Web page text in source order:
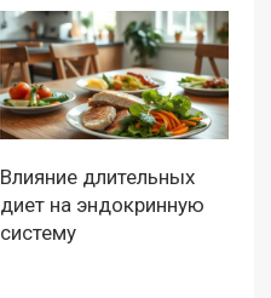
Влияние длительных
диет на эндокринную
систему